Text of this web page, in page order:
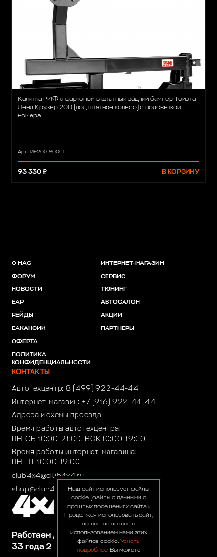
Калитка РИФ с фаркопом в штатный задний бампер Тойота
Ленд Крузер 200 (под штатное колесо) с подсветкой
номера
Арт.: RIF200-80001
93 330 ₽ В КОРЗИНУ
Работаем для вас:
33 года 2 месяца 24 дня
О НАС
ФОРУМ
НОВОСТИ
БАР
РЕЙДЫ
ВАКАНСИИ
ОФЕРТА
ПОЛИТИКА
КОНФИДЕНЦИАЛЬНОСТИ
ИНТЕРНЕТ-МАГАЗИН
СЕРВИС
ТЮНИНГ
АВТОСАЛОН
АКЦИИ
ПАРТНЕРЫ
КОНТАКТЫ
Автотехцентр: 8 (499) 922-44-44
Интернет-магазин: +7 (916) 922-44-44
Адреса и схемы проезда
Время работы автотехцентра:
ПН-СБ 10:00-21:00, ВСК 10:00-19:00
Время работы интернет-магазина:
ПН-ПТ 10:00-19:00
club4x4@club4x4.ru
shop@club4x4.ruНаш сайт использует файлы
cookie (файлы с данными о
прошлых посещениях сайта).
Продолжая использовать сайт,
вы соглашаетесь с
использованием нами этих
файлов cookie. Узнать
подробнее. Вы можете